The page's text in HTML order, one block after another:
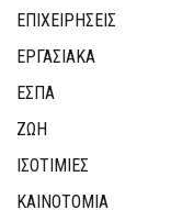
ΕΠΙΧΕΙΡΗΣΕΙΣ
ΕΡΓΑΣΙΑΚΑ
ΕΣΠΑ
ΖΩΗ
ΙΣΟΤΙΜΙΕΣ
ΚΑΙΝΟΤΟΜΊΑ